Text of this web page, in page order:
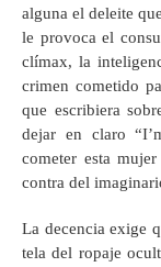
alguna el deleite
le provoca el
clímax, la
crimen cometido
que escribiera
dejar en claro
cometer esta
contra del
La decencia exige
tela del ropaje